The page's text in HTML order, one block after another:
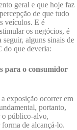
geral e que hoje faz
de que tudo
veículos. E é
os negócios, é
alguns sinais de
do que deveria:
para o consumidor
exposição ocorrer em
portanto,
o público-alvo,
forma de alcançá-lo.